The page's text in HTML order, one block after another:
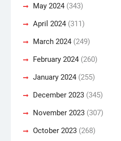
May 2024(343)
April 2024(311)
March 2024(249)
February 2024(260)
January 2024(255)
December 2023(345)
November 2023(307)
October 2023(268)